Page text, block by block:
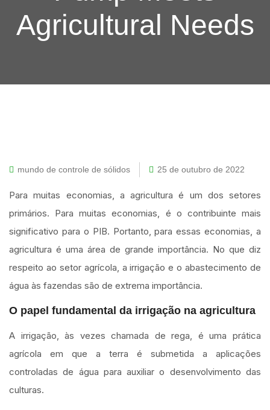
Agricultural Needs
mundo de controle de sólidos 25 de outubro de 2022
Para muitas economias, a agricultura é um dos setores
primários. Para muitas economias, é o contribuinte mais
significativo para o PIB. Portanto, para essas economias, a
agricultura é uma área de grande importância. No que diz
respeito ao setor agrícola, a irrigação e o abastecimento de
água às fazendas são de extrema importância.
O papel fundamental da irrigação na agricultura
A irrigação, às vezes chamada de rega, é uma prática
agrícola em que a terra é submetida a aplicações
controladas de água para auxiliar o desenvolvimento das
culturas.